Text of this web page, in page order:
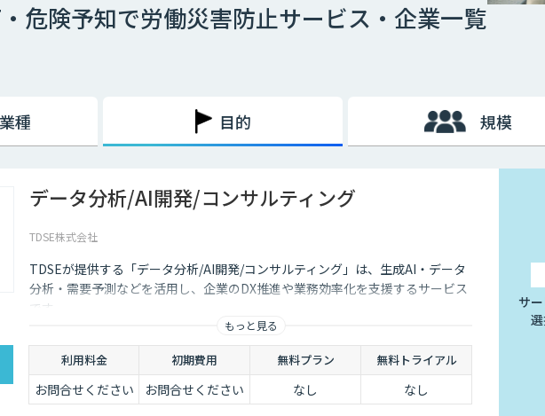
・危険予知で労働災害防止サービス・企業一覧
種 目的 規模
データ分析/AI開発/コンサルティング
TDSE株式会社
TDSEが提供する「データ分析/AI開発/コンサルティング」は、生成AI・データ
分析・需要予測などを活用し、企業のDX推進や業務効率化を支援するサービス
です。
もっと見る
利用料金 初期費用 無料プラン 無料トライアル
お問合せください お問合せください なし なし
サ